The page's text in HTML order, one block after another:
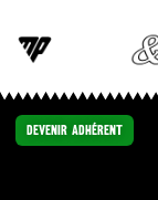
Devenir Adhérent